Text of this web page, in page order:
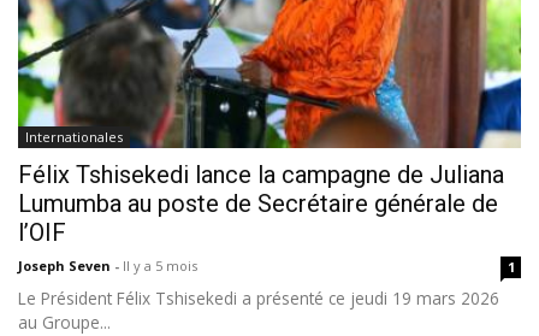
Internationales
Félix Tshisekedi lance la campagne de Juliana
Lumumba au poste de Secrétaire générale de
l’OIF
Joseph Seven - Il y a 5 mois 1
‎Le Président Félix Tshisekedi a présenté ce jeudi 19 mars 2026
au Groupe...